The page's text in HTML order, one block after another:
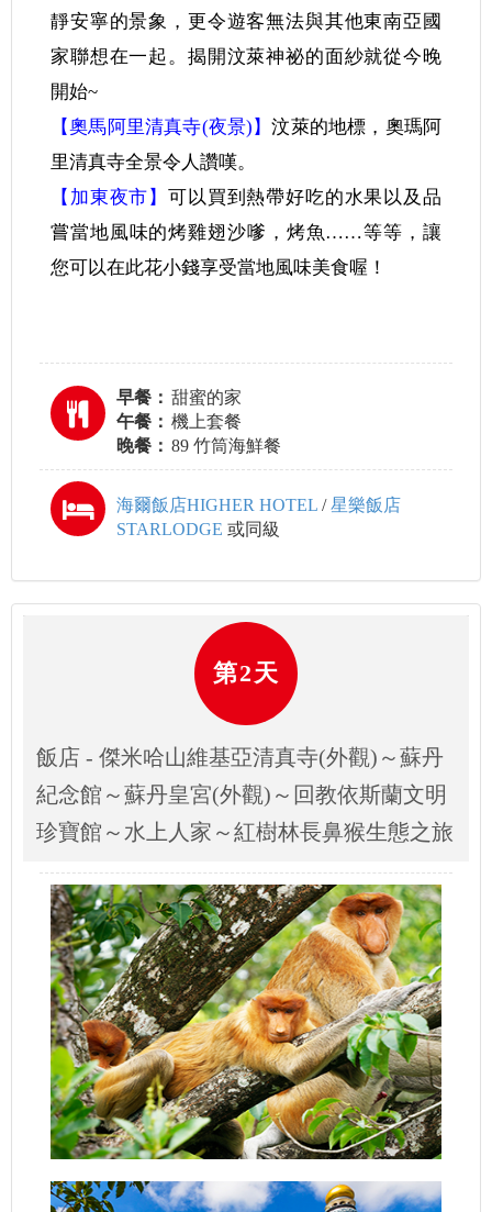
靜安寧的景象，更令遊客無法與其他東南亞國
家聯想在一起。揭開汶萊神祕的面紗就從今晚
開始~
【奧馬阿里清真寺(夜景)】汶萊的地標，奧瑪阿
里清真寺全景令人讚嘆。
【加東夜市】可以買到熱帶好吃的水果以及品
嘗當地風味的烤雞翅沙嗲，烤魚……等等，讓
您可以在此花小錢享受當地風味美食喔！
早餐： 甜蜜的家
午餐： 機上套餐
晚餐： 89 ⽵筒海鮮餐
海爾飯店HIGHER HOTEL /星樂飯店
STARLODGE 或同級
第2天
飯店 - 傑米哈山維基亞清真寺(外觀)～蘇丹
紀念館～蘇丹皇宮(外觀)～回教依斯蘭文明
珍寶館～水上人家～紅樹林長鼻猴生態之旅